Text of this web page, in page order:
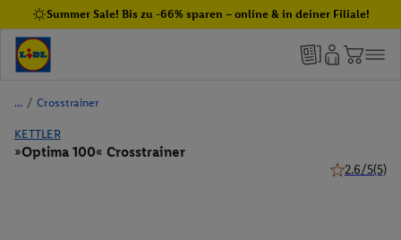
Summer Sale! Bis zu -66% sparen – online & in deiner Filiale!
/ Crosstrainer
KETTLER
»Optima 100« Crosstrainer
2.6/5(5)